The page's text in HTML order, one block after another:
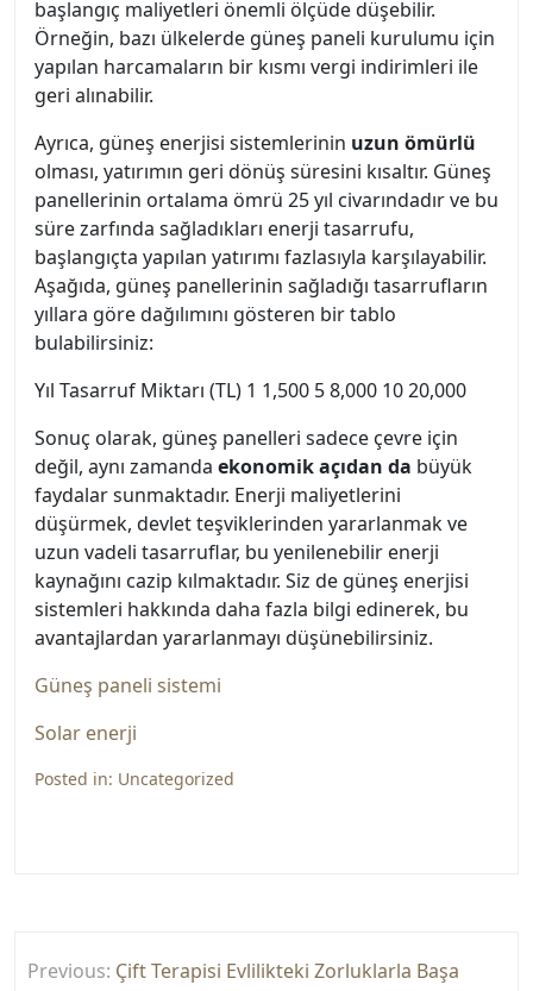
başlangıç maliyetleri önemli ölçüde düşebilir.
Örneğin, bazı ülkelerde güneş paneli kurulumu için
yapılan harcamaların bir kısmı vergi indirimleri ile
geri alınabilir.
Ayrıca, güneş enerjisi sistemlerinin uzun ömürlü
olması, yatırımın geri dönüş süresini kısaltır. Güneş
panellerinin ortalama ömrü 25 yıl civarındadır ve bu
süre zarfında sağladıkları enerji tasarrufu,
başlangıçta yapılan yatırımı fazlasıyla karşılayabilir.
Aşağıda, güneş panellerinin sağladığı tasarrufların
yıllara göre dağılımını gösteren bir tablo
bulabilirsiniz:
Yıl Tasarruf Miktarı (TL) 1 1,500 5 8,000 10 20,000
Sonuç olarak, güneş panelleri sadece çevre için
değil, aynı zamanda ekonomik açıdan da büyük
faydalar sunmaktadır. Enerji maliyetlerini
düşürmek, devlet teşviklerinden yararlanmak ve
uzun vadeli tasarruflar, bu yenilenebilir enerji
kaynağını cazip kılmaktadır. Siz de güneş enerjisi
sistemleri hakkında daha fazla bilgi edinerek, bu
avantajlardan yararlanmayı düşünebilirsiniz.
Güneş paneli sistemi
Solar enerji
Posted in: Uncategorized
Previous: Çift Terapisi Evlilikteki Zorluklarla Başa